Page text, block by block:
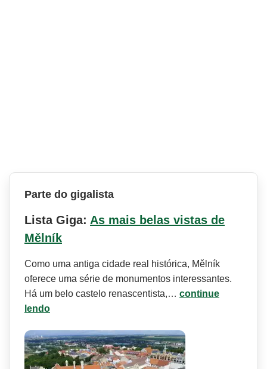
Parte do gigalista
Lista Giga: As mais belas vistas de
Mělník
Como uma antiga cidade real histórica, Mělník
oferece uma série de monumentos interessantes.
Há um belo castelo renascentista,… continue
lendo